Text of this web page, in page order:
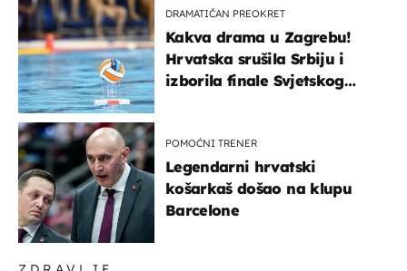
DRAMATIČAN PREOKRET
Kakva drama u Zagrebu!
Hrvatska srušila Srbiju i
izborila finale Svjetskog
POMOĆNI TRENER
Legendarni hrvatski
košarkaš došao na klupu
Barcelone